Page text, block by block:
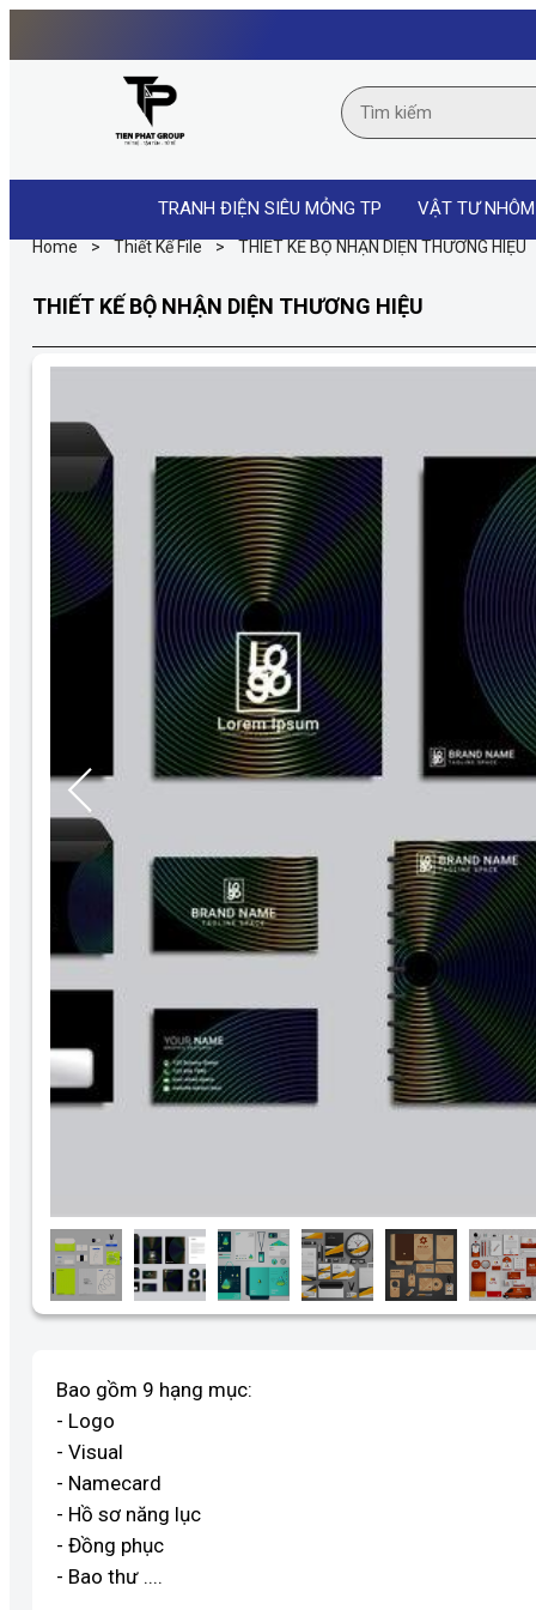
TRANH ĐIỆN SIÊU MỎNG TP VẬT TƯ
Home > Thiết Kế File > THIẾT KẾ BỘ NHẬN DIỆN THƯƠNG HIỆU
THIẾT KẾ BỘ NHẬN DIỆN THƯƠNG HIỆU
Bao gồm 9 hạng mục:
- Logo
- Visual
- Namecard
- Hồ sơ năng lục
- Đồng phục
- Bao thư ....